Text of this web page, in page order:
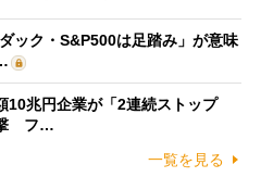
ック・S&P500は足踏み」が意味
10兆円企業が「2連続ストップ
撃 フ…
一覧を見る